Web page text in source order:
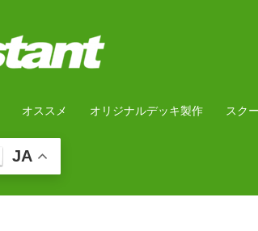
オススメ オリジナルデッキ製作 スク
JA